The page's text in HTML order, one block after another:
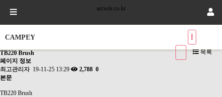
arcwin.co.kr
CAMPEY
목록
TB220 Brush
페이지 정보
최고관리자 19-11-25 13:29 2,788 0
본문
TB220 Brush